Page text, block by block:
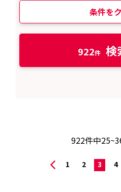
条件を
922 検
922件中
1 2 3 4